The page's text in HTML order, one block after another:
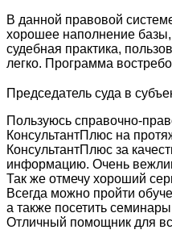
В данной правовой
хорошее наполнение базы,
судебная практика,
легко. Программа
Председатель суда в
Пользуюсь справочно-
КонсультантПлюс на
КонсультантПлюс за
информацию. Очень
Так же отмечу хороший
Всегда можно пройти
а также посетить
Отличный помощник для